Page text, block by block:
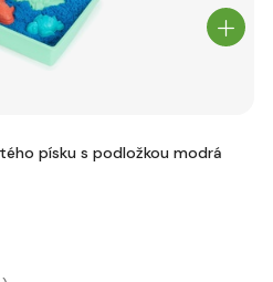
písku s podložkou modrá